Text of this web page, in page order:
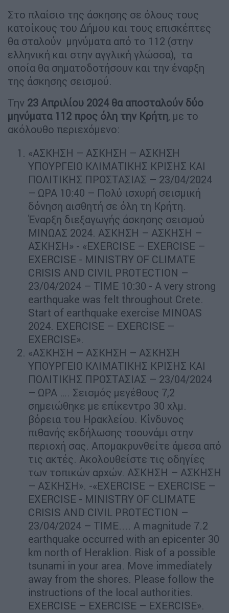
Στο πλαίσιο της άσκησης σε όλους τους
κατοίκους του Δήμου και τους επισκέπτες
θα σταλούν μηνύματα από το 112 (στην
ελληνική και στην αγγλική γλώσσα), τα
οποία θα σηματοδοτήσουν και την έναρξη
της άσκησης σεισμού.
Την 23 Απριλίου 2024 θα αποσταλούν δύο
μηνύματα 112 προς όλη την Κρήτη, με το
ακόλουθο περιεχόμενο:
«ΑΣΚΗΣΗ – ΑΣΚΗΣΗ – ΑΣΚΗΣΗ
ΥΠΟΥΡΓΕΙΟ ΚΛΙΜΑΤΙΚΗΣ ΚΡΙΣΗΣ ΚΑΙ
ΠΟΛΙΤΙΚΗΣ ΠΡΟΣΤΑΣΙΑΣ – 23/04/2024
– ΩΡΑ 10:40 – Πολύ ισχυρή σεισμική
δόνηση αισθητή σε όλη τη Κρήτη.
Έναρξη διεξαγωγής άσκησης σεισμού
ΜΙΝΩΑΣ 2024. ΑΣΚΗΣΗ – ΑΣΚΗΣΗ –
ΑΣΚΗΣΗ» - «EXERCISE – EXERCISE –
EXERCISE - MINISTRY OF CLIMATE
CRISIS AND CIVIL PROTECTION –
23/04/2024 – TIME 10:30 - A very strong
earthquake was felt throughout Crete.
Start of earthquake exercise MINOAS
2024. EXERCISE – EXERCISE –
EXERCISE».
«ΑΣΚΗΣΗ – ΑΣΚΗΣΗ – ΑΣΚΗΣΗ
ΥΠΟΥΡΓΕΙΟ ΚΛΙΜΑΤΙΚΗΣ ΚΡΙΣΗΣ ΚΑΙ
ΠΟΛΙΤΙΚΗΣ ΠΡΟΣΤΑΣΙΑΣ – 23/04/2024
– ΩΡΑ …. Σεισμός μεγέθους 7,2
σημειώθηκε με επίκεντρο 30 χλμ.
βόρεια του Ηρακλείου. Κίνδυνος
πιθανής εκδήλωσης τσουνάμι στην
περιοχή σας. Απομακρυνθείτε άμεσα από
τις ακτές. Ακολουθείστε τις οδηγίες
των τοπικών αρχών. ΑΣΚΗΣΗ – ΑΣΚΗΣΗ
– ΑΣΚΗΣΗ». -«EXERCISE – EXERCISE –
EXERCISE - MINISTRY OF CLIMATE
CRISIS AND CIVIL PROTECTION –
23/04/2024 – TIME.... A magnitude 7.2
earthquake occurred with an epicenter 30
km north of Heraklion. Risk of a possible
tsunami in your area. Move immediately
away from the shores. Please follow the
instructions of the local authorities.
EXERCISE – EXERCISE – EXERCISE».